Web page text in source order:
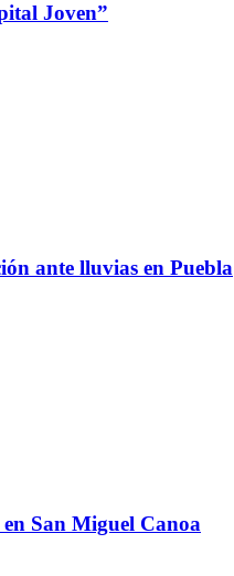
Joven”
ante lluvias en Puebla
San Miguel Canoa